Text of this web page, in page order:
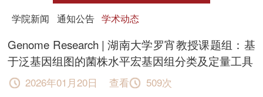
学院新闻 通知公告 学术动态
Genome Research | 湖南大学罗宵教授课题组：基
于泛基因组图的菌株水平宏基因组分类及定量工具
2026年01月20日 查看 509次